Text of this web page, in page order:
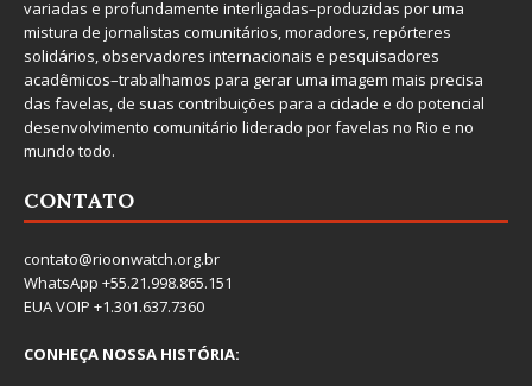
variadas e profundamente interligadas–produzidas por uma
mistura de jornalistas comunitários, moradores, repórteres
solidários, observadores internacionais e pesquisadores
acadêmicos–trabalhamos para gerar uma imagem mais precisa
das favelas, de suas contribuições para a cidade e do potencial
desenvolvimento comunitário liderado por favelas no Rio e no
mundo todo.
CONTATO
contato@rioonwatch.org.br
WhatsApp +55.21.998.865.151
EUA VOIP +1.301.637.7360
CONHEÇA NOSSA HISTÓRIA: